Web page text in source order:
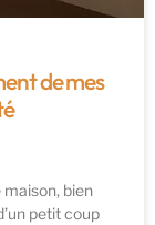
de mes
bien
petit coup